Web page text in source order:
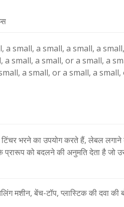
a small, a small, a small, a
a small, a small, or a small, a
a small, or a small, a
भरने का उपयोग करते हैं, लेबल
को बदलने की अनुमति देता है जो
मशीन, बेंच-टॉप, प्लास्टिक की दवा